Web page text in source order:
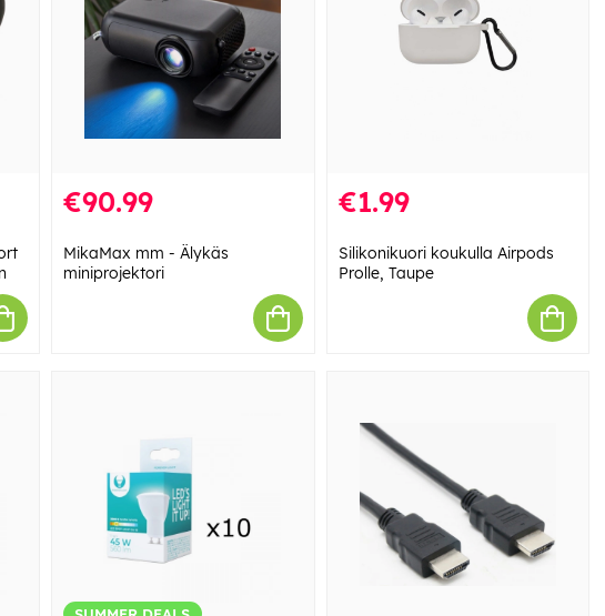
€90.99
MikaMax mm - Älykäs
miniprojektori
€1.99
Silikonikuori koukulla Airpods
Prolle, Taupe